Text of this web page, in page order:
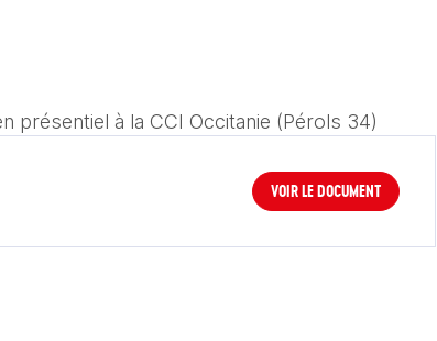
présentiel à la CCI Occitanie (Pérols 34)
VOIR LE DOCUMENT